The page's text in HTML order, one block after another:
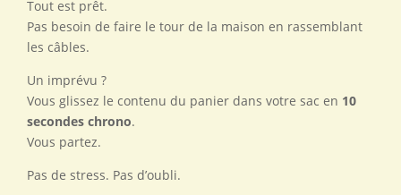
Tout est prêt.
Pas besoin de faire le tour de la maison en rassemblant
les câbles.
Un imprévu ?
Vous glissez le contenu du panier dans votre sac en 10
secondes chrono.
Vous partez.
Pas de stress. Pas d’oubli.